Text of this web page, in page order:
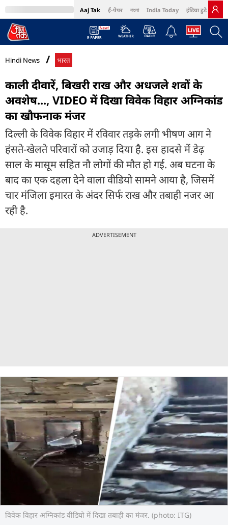
Aaj Tak ई-पेपर বাংলা India Today इंडिया टुडे हिंदी
MumbaiTak Cosmopolitan Harper's Bazaar Northeast
Hindi News भारत
काली दीवारें, बिखरी राख और अधजले शवों के
अवशेष..., VIDEO में दिखा विवेक विहार अग्निकांड
का खौफनाक मंजर
दिल्ली के विवेक विहार में रविवार तड़के लगी भीषण आग ने
हंसते-खेलते परिवारों को उजाड़ दिया है. इस हादसे में डेढ़
साल के मासूम सहित नौ लोगों की मौत हो गई. अब घटना के
बाद का एक दहला देने वाला वीडियो सामने आया है, जिसमें
चार मंजिला इमारत के अंदर सिर्फ राख और तबाही नजर आ
रही है.
ADVERTISEMENT
विवेक विहार अग्निकांड वीडियो में दिखा तबाही का मंजर. (photo: ITG)